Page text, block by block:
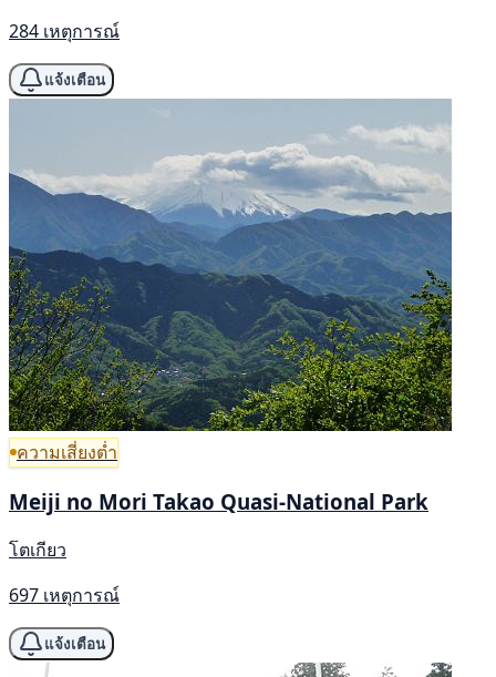
284 เหตุการณ์
แจ้งเตือน
ความเสี่ยงต่ำ
Meiji no Mori Takao Quasi-National Park
โตเกียว
697 เหตุการณ์
แจ้งเตือน